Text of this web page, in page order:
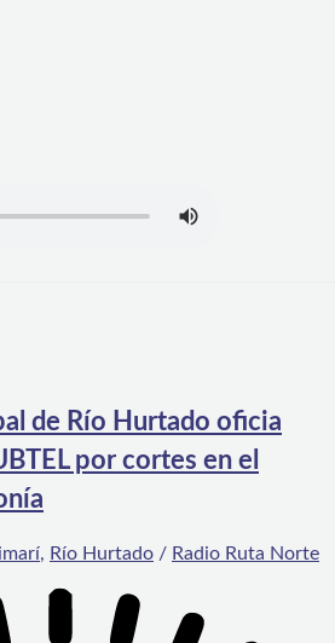
de Río Hurtado oficia
por cortes en el
, Río Hurtado / Radio Ruta Norte